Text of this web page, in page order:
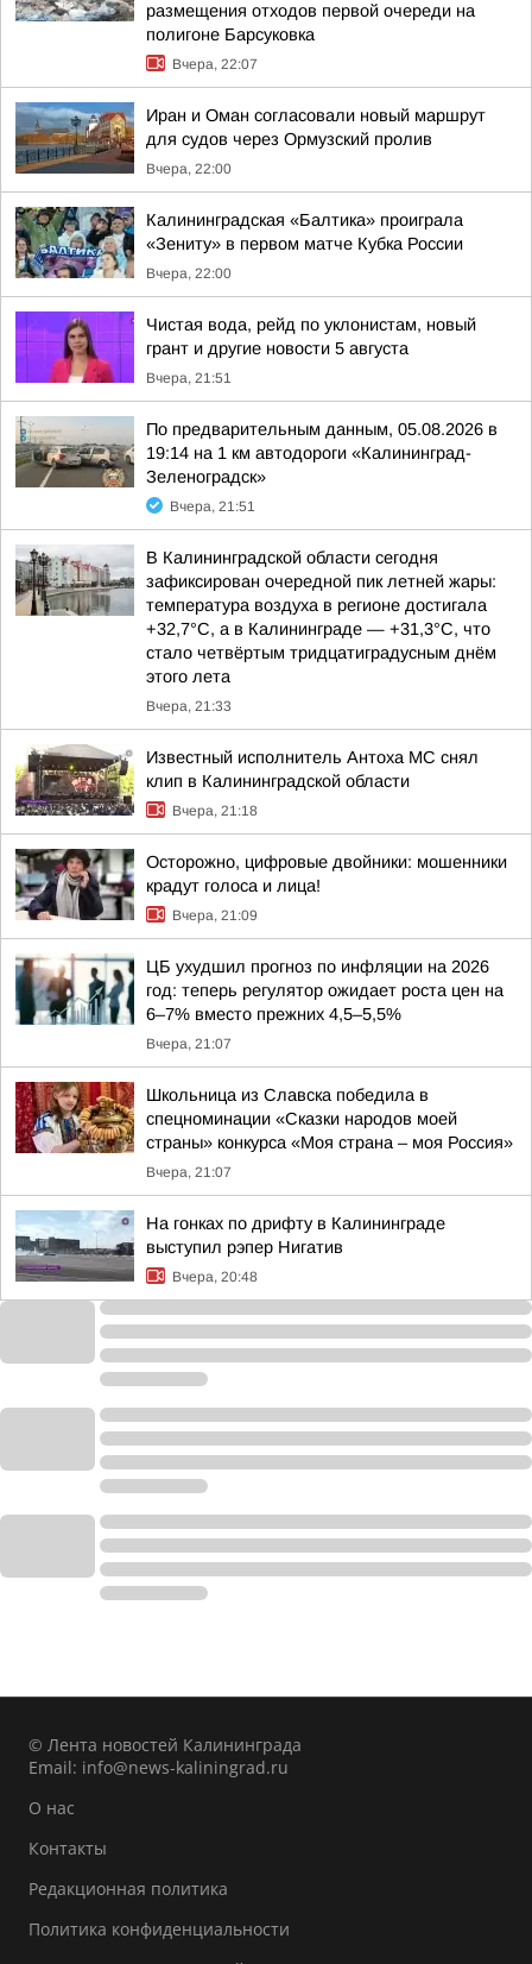
размещения отходов первой очереди на
полигоне Барсуковка
Вчера, 22:07
Иран и Оман согласовали новый маршрут
для судов через Ормузский пролив
Вчера, 22:00
Калининградская «Балтика» проиграла
«Зениту» в первом матче Кубка России
Вчера, 22:00
Чистая вода, рейд по уклонистам, новый
грант и другие новости 5 августа
Вчера, 21:51
По предварительным данным, 05.08.2026 в
19:14 на 1 км автодороги «Калининград-
Зеленоградск»
Вчера, 21:51
В Калининградской области сегодня
зафиксирован очередной пик летней жары:
температура воздуха в регионе достигала
+32,7°С, а в Калининграде — +31,3°С, что
стало четвёртым тридцатиградусным днём
этого лета
Вчера, 21:33
Известный исполнитель Антоха МС снял
клип в Калининградской области
Вчера, 21:18
Осторожно, цифровые двойники: мошенники
крадут голоса и лица!
Вчера, 21:09
ЦБ ухудшил прогноз по инфляции на 2026
год: теперь регулятор ожидает роста цен на
6–7% вместо прежних 4,5–5,5%
Вчера, 21:07
Школьница из Славска победила в
спецноминации «Сказки народов моей
страны» конкурса «Моя страна – моя Россия»
Вчера, 21:07
На гонках по дрифту в Калининграде
выступил рэпер Нигатив
Вчера, 20:48
© Лента новостей Калининграда
Email: info@news-kaliningrad.ru
О нас
Контакты
Редакционная политика
Политика конфиденциальности